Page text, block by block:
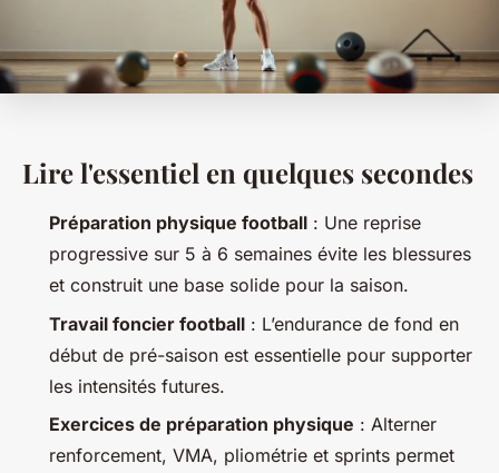
Lire l'essentiel en quelques secondes
Préparation physique football : Une reprise
progressive sur 5 à 6 semaines évite les blessures
et construit une base solide pour la saison.
Travail foncier football : L’endurance de fond en
début de pré-saison est essentielle pour supporter
les intensités futures.
Exercices de préparation physique : Alterner
renforcement, VMA, pliométrie et sprints permet